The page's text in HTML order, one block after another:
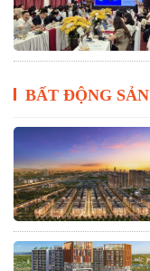
BẤT ĐỘNG SẢN